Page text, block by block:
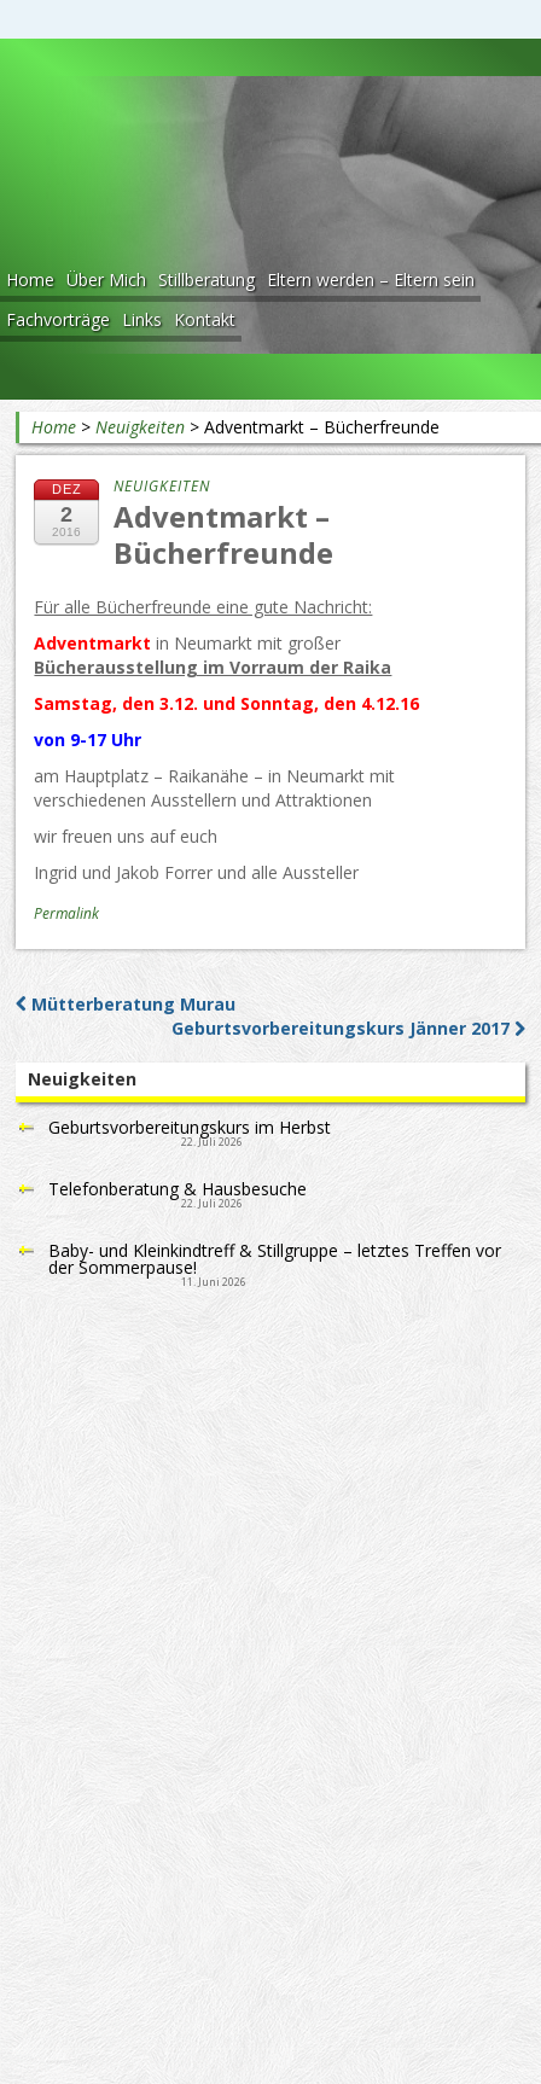
Home Über Mich Stillberatung Eltern werden – Eltern sein
Fachvorträge Links Kontakt
Beratung rund ums Baby
Home >Neuigkeiten >Adventmarkt – Bücherfreunde
DEZ
2
2016
NEUIGKEITEN
Adventmarkt –
Bücherfreunde
Für alle Bücherfreunde eine gute Nachricht:
Adventmarkt in Neumarkt mit großer
Bücherausstellung im Vorraum der Raika
Samstag, den 3.12. und Sonntag, den 4.12.16
von 9-17 Uhr
am Hauptplatz – Raikanähe – in Neumarkt mit
verschiedenen Ausstellern und Attraktionen
wir freuen uns auf euch
Ingrid und Jakob Forrer und alle Aussteller
Permalink
Post navigation
Mütterberatung Murau
Geburtsvorbereitungskurs Jänner 2017
Neuigkeiten
Geburtsvorbereitungskurs im Herbst
22. Juli 2026
Telefonberatung & Hausbesuche
22. Juli 2026
Baby- und Kleinkindtreff & Stillgruppe – letztes Treffen vor
der Sommerpause!
11. Juni 2026